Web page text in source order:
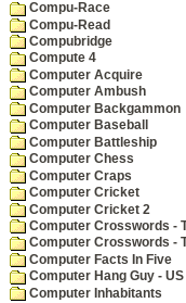
Compu-Race
Compu-Read
Compubridge
Compute 4
Computer Acquire
Computer Ambush
Computer Backgammon
Computer Baseball
Computer Battleship
Computer Chess
Computer Craps
Computer Cricket
Computer Cricket 2
Computer Crosswords -
Computer Crosswords -
Computer Facts In Five
Computer Hang Guy -
Computer Inhabitants